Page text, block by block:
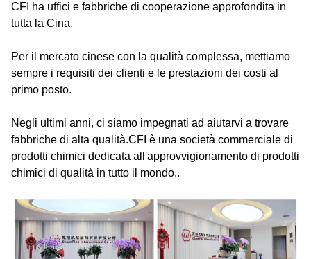
CFI ha uffici e fabbriche di cooperazione approfondita in
tutta la Cina.
Per il mercato cinese con la qualità complessa, mettiamo
sempre i requisiti dei clienti e le prestazioni dei costi al
primo posto.
Negli ultimi anni, ci siamo impegnati ad aiutarvi a trovare
fabbriche di alta qualità.CFI è una società commerciale di
prodotti chimici dedicata all'approvvigionamento di prodotti
chimici di qualità in tutto il mondo..